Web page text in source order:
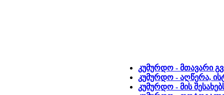
კუმურდო - მთავარი
კუმურდო - აღწერა,
კუმურდო - მის